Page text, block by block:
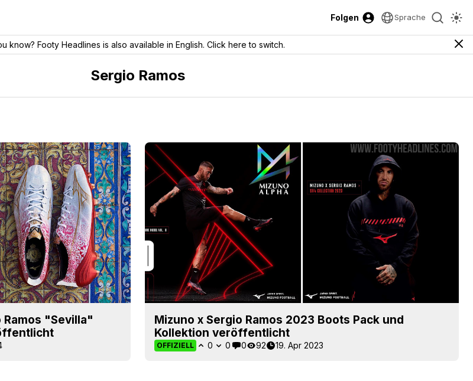
Folgen Sprache
know? Footy Headlines is also available in English. Click here to switch.
Sergio Ramos
"Sevilla"
Mizuno x Sergio Ramos 2023 Boots Pack und
Kollektion veröffentlicht
OFFIZIELL 0 0 0 92 19. Apr 2023